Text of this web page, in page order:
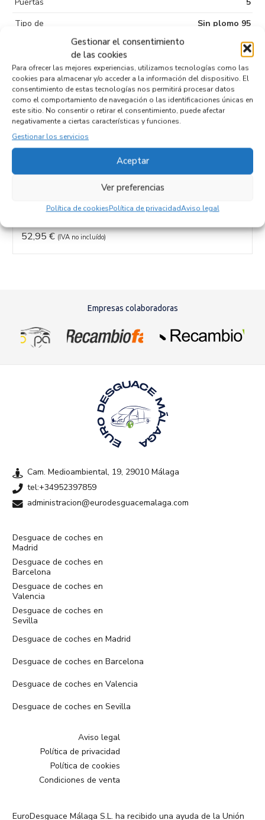
Gestionar el consentimiento
de las cookies
Para ofrecer las mejores experiencias, utilizamos tecnologías como las
cookies para almacenar y/o acceder a la información del dispositivo. El
consentimiento de estas tecnologías nos permitirá procesar datos
como el comportamiento de navegación o las identificaciones únicas en
este sitio. No consentir o retirar el consentimiento, puede afectar
negativamente a ciertas características y funciones.
Gestionar los servicios
Aceptar
Ver preferencias
Política de cookiesPolítica de privacidadAviso legal
Tipo de
Sin plomo 95
BH01
Código cambio
Productos relacionados
INTERCOOLER 9675627980
GRAND C4 PICASSO/SPACETOURER
Referencia ID: 129689
52,95€ (IVA no incluído)
Empresas colaboradoras
Cam. Medioambiental, 19, 29010 Málaga
tel:+34952397859
administracion@eurodesguacemalaga.com
Desguace de coches en
Madrid
Desguace de coches en
Barcelona
Desguace de coches en
Valencia
Desguace de coches en
Sevilla
Desguace de coches en Madrid
Desguace de coches en Barcelona
Desguace de coches en Valencia
Desguace de coches en Sevilla
Aviso legal
Política de privacidad
Política de cookies
Condiciones de venta
EuroDesguace Málaga S.L. ha recibido una ayuda de la Unión